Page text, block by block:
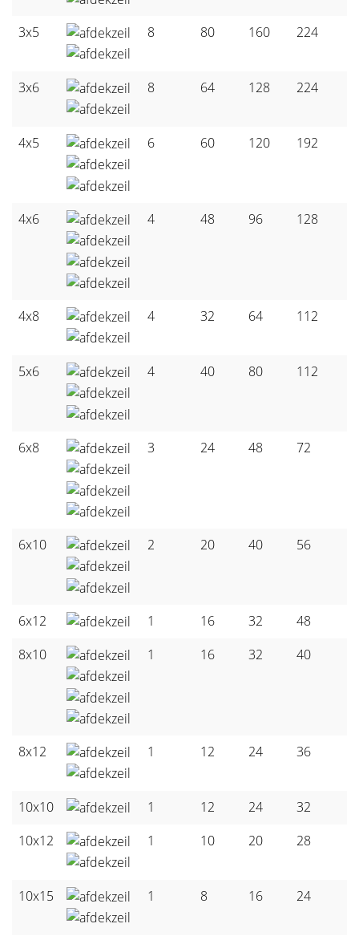
3x5 8 80 160 224
3x6 8 64 128 224
4x5 6 60 120 192
4x6 4 48 96 128
4x8 4 32 64 112
5x6 4 40 80 112
6x8 3 24 48 72
6x10 2 20 40 56
6x12 1 16 32
48
8x10
1 16 32 40
8x12 1 12 24 36
10x10 1 12 24
32
10x12
1 10 20 28
10x15 1 8 16 24